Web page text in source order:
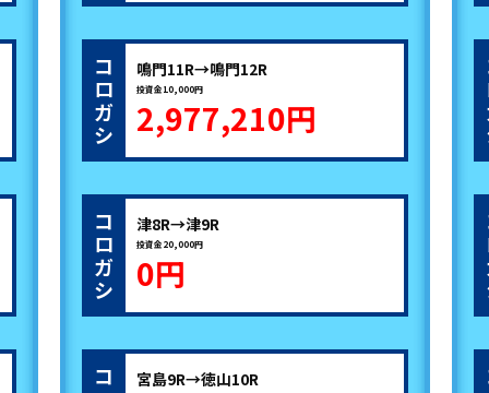
コ
ロ
ガ
シ
鳴門11R→鳴門12R
投資金10,000円
2,977,210円
コ
ロ
ガ
シ
津8R→津9R
投資金20,000円
0円
コ
宮島9R→徳山10R